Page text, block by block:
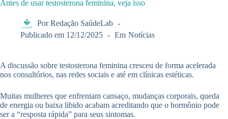
Antes de usar testosterona feminina, veja isso
Por Redação SaúdeLab
Publicado em 12/12/2025 Em Notícias
A discussão sobre testosterona feminina cresceu de forma acelerada
nos consultórios, nas redes sociais e até em clínicas estéticas.
Muitas mulheres que enfrentam cansaço, mudanças corporais, queda
de energia ou baixa libido acabam acreditando que o hormônio pode
ser a “resposta rápida” para seus sintomas.